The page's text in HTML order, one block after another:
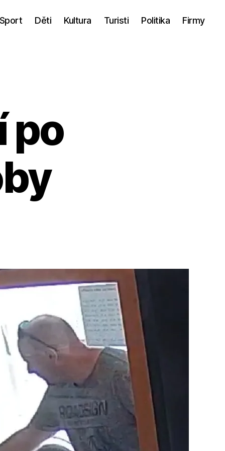
Sport Děti Kultura Turisti Politika Firmy
po